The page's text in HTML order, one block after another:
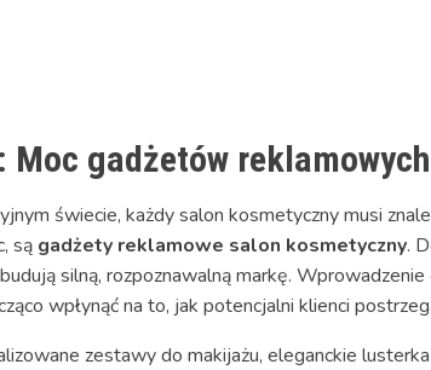
Moc gadżetów
świecie, każdy salon kosmetyczny musi
są gadżety reklamowe salon kosmetyczny.
silną, rozpoznawalną markę.
wpłynąć na to, jak potencjalni klienci
zestawy do makijażu, eleganckie